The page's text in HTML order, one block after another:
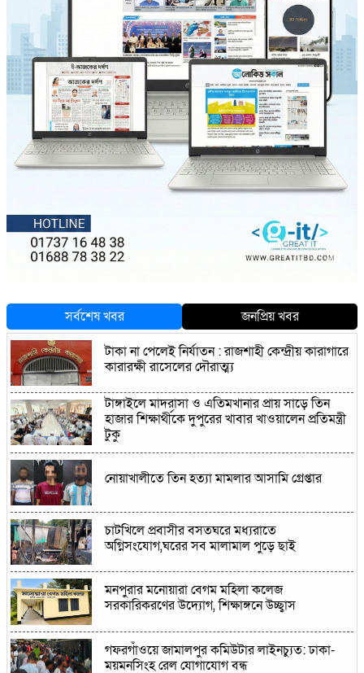
সর্বশেষ খবর
জনপ্রিয় খবর
টাকা না পেলেই নির্যাতন : রাজশাহী কেন্দ্রীয় কারাগারে
কারারক্ষী রাসেলের দৌরাত্ম্য
টাঙ্গাইলে মাদরাসা ও এতিমখানার প্রায় সাড়ে তিন
হাজার শিক্ষার্থীকে দুপুরের খাবার খাওয়ালেন প্রতিমন্ত্রী
টুকু
নোয়াখালীতে তিন হত্যা মামলার আসামি গ্রেপ্তার
চাটখিলে প্রবাসীর বসতঘরে মধ্যরাতে
অগ্নিসংযোগ,ঘরের সব মালামাল পুড়ে ছাই
মনপুরার মনোয়ারা বেগম মহিলা কলেজ
সরকারিকরণের উদ্যোগ, শিক্ষাঙ্গনে উচ্ছ্বাস
গফরগাঁওয়ে জামালপুর কমিউটার লাইনচ্যুত: ঢাকা-
ময়মনসিংহ রেল যোগাযোগ বন্ধ